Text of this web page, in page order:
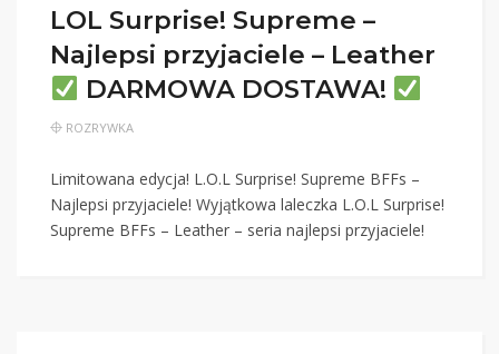
LOL Surprise! Supreme –
Najlepsi przyjaciele – Leather
DARMOWA DOSTAWA!
ROZRYWKA
Limitowana edycja! L.O.L Surprise! Supreme BFFs –
Najlepsi przyjaciele! Wyjątkowa laleczka L.O.L Surprise!
Supreme BFFs – Leather – seria najlepsi przyjaciele!